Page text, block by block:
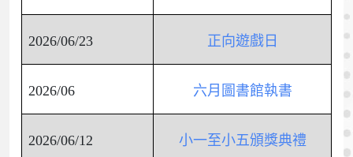
2026/06/23 正向遊戲日
2026/06 六月圖書館執書
2026/06/12 小一至小五頒獎典禮